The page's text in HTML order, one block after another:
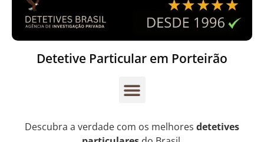
Detetive Particular em Porteirão
Descubra a verdade com os melhores detetives